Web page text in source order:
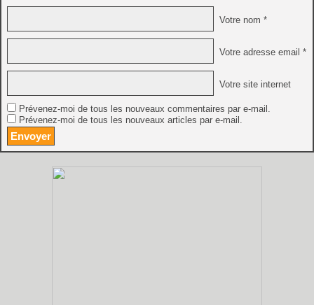
Votre nom *
Votre adresse email *
Votre site internet
Prévenez-moi de tous les nouveaux commentaires par e-mail.
Prévenez-moi de tous les nouveaux articles par e-mail.